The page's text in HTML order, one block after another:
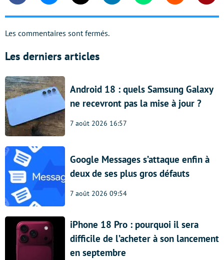
Les commentaires sont fermés.
Les derniers articles
Android 18 : quels Samsung Galaxy
ne recevront pas la mise à jour ?
7 août 2026 16:57
Google Messages s’attaque enfin à
deux de ses plus gros défauts
7 août 2026 09:54
iPhone 18 Pro : pourquoi il sera
difficile de l’acheter à son lancement
en septembre